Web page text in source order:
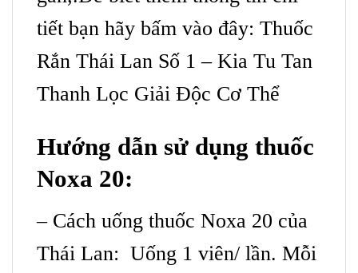
tiết bạn hãy bấm vào đây: Thuốc
Rắn Thái Lan Số 1 – Kia Tu Tan
Thanh Lọc Giải Độc Cơ Thể
Hướng dẫn sử dụng thuốc
Noxa 20:
– Cách uống thuốc Noxa 20 của
Thái Lan: Uống 1 viên/ lần. Mỗi